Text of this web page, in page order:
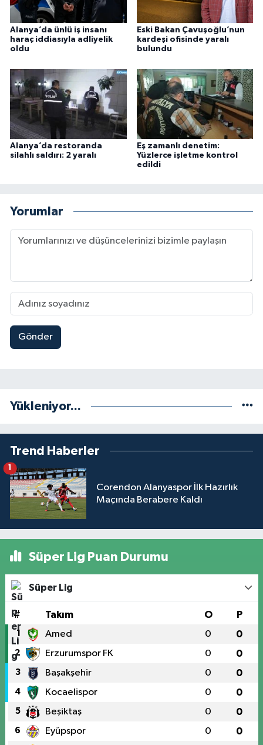
Alanya’da ünlü iş insanı
haraç iddiasıyla adliyelik
oldu
Eski Bakan Çavuşoğlu’nun
kardeşi ofisinde yaralı
bulundu
Alanya’da restoranda
silahlı saldırı: 2 yaralı
Eş zamanlı denetim:
Yüzlerce işletme kontrol
edildi
Yorumlar
Gönder
Yükleniyor...
Trend Haberler
Corendon Alanyaspor İlk Hazırlık
Maçında Berabere Kaldı
1
Süper Lig Puan Durumu
Süper Lig
# Takım O P
1 Amed 0 0
2 Erzurumspor FK 0 0
3 Başakşehir 0 0
4 Kocaelispor 0 0
5 Beşiktaş 0 0
6 Eyüpspor 0 0